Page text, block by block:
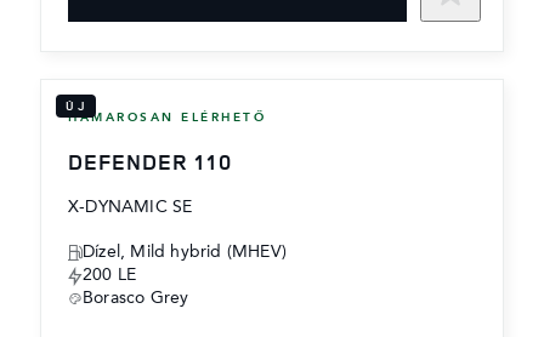
ÚJ
HAMAROSAN ELÉRHETŐ
DEFENDER 110
X-DYNAMIC SE
Dízel, Mild hybrid (MHEV)
200 LE
Borasco Grey